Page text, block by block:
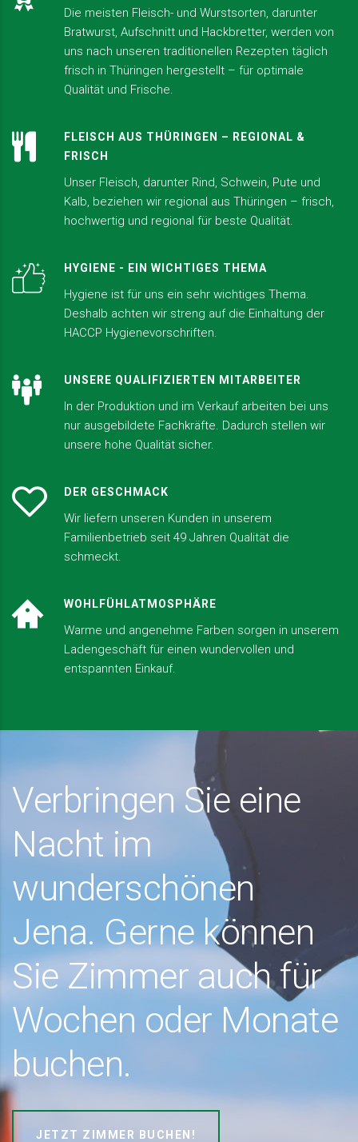
Die meisten Fleisch- und Wurstsorten, darunter
Bratwurst, Aufschnitt und Hackbretter, werden von
uns nach unseren traditionellen Rezepten täglich
frisch in Thüringen hergestellt – für optimale
Qualität und Frische.
FLEISCH AUS THÜRINGEN – REGIONAL &
FRISCH
Unser Fleisch, darunter Rind, Schwein, Pute und
Kalb, beziehen wir regional aus Thüringen – frisch,
hochwertig und regional für beste Qualität.
HYGIENE - EIN WICHTIGES THEMA
Hygiene ist für uns ein sehr wichtiges Thema.
Deshalb achten wir streng auf die Einhaltung der
HACCP Hygienevorschriften.
UNSERE QUALIFIZIERTEN MITARBEITER
In der Produktion und im Verkauf arbeiten bei uns
nur ausgebildete Fachkräfte. Dadurch stellen wir
unsere hohe Qualität sicher.
DER GESCHMACK
Wir liefern unseren Kunden in unserem
Familienbetrieb seit 49 Jahren Qualität die
schmeckt.
WOHLFÜHLATMOSPHÄRE
Warme und angenehme Farben sorgen in unserem
Ladengeschäft für einen wundervollen und
entspannten Einkauf.
Verbringen Sie eine
Nacht im
wunderschönen
Jena. Gerne können
Sie Zimmer auch für
Wochen oder Monate
buchen.
JETZT ZIMMER BUCHEN!